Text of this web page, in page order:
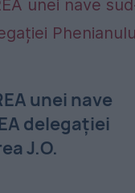
unei nave
delegației
J.O.